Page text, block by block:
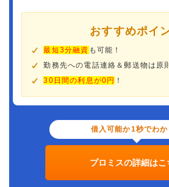
おすすめポイ
最短3分融資 も可能！
勤務先への電話連絡＆郵送物は原
30日間の利息が0円 ！
借入可能か1秒でわ
プロミスの詳細はこ